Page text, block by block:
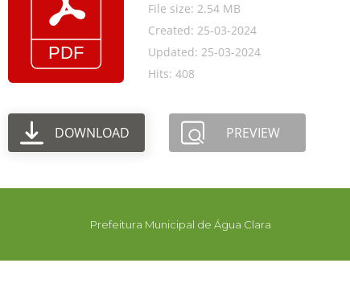
File size: 2.54 MB
Created: 25-03-2024
Updated: 25-03-2024
Hits: 408
DOWNLOAD PREVIEW
Prefeitura Municipal de Água Clara